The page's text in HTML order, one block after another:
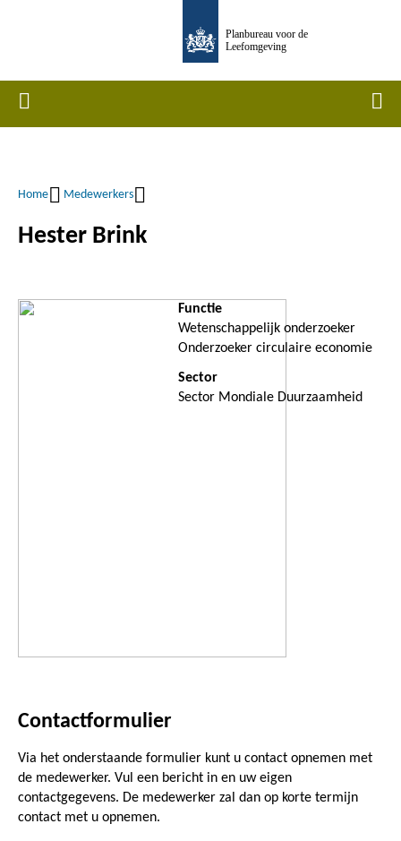
inhoud
Planbureau voor de
Leefomgeving
Home
Kruimelpad
Home Medewerkers
Hester Brink
Functie
Wetenschappelijk onderzoeker
Onderzoeker circulaire economie
Sector
Sector Mondiale Duurzaamheid
Contactformulier
Via het onderstaande formulier kunt u contact opnemen met
de medewerker. Vul een bericht in en uw eigen
contactgegevens. De medewerker zal dan op korte termijn
contact met u opnemen.